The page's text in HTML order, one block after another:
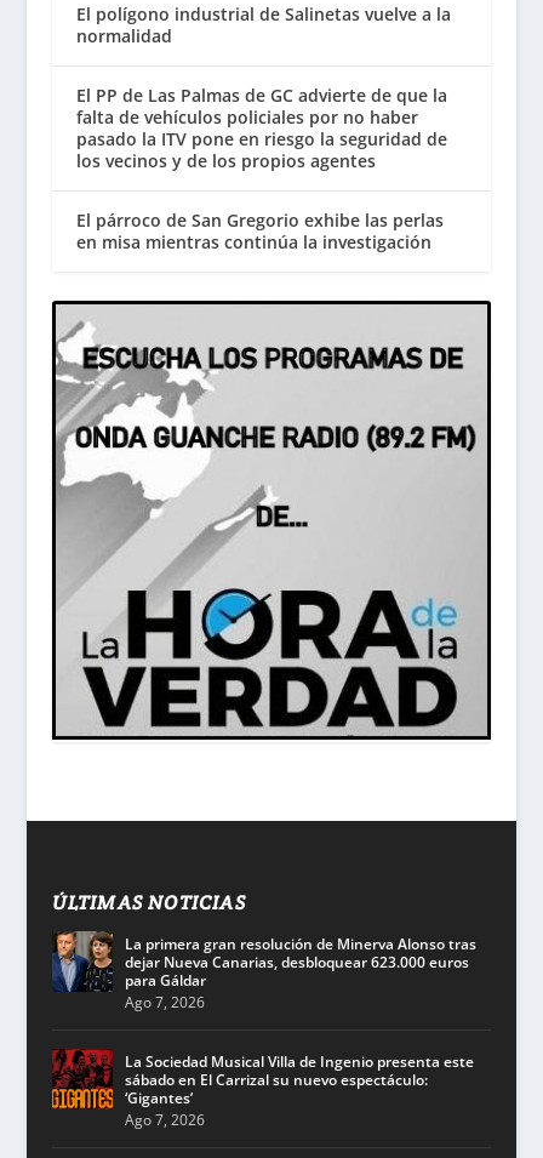
El polígono industrial de Salinetas vuelve a la
normalidad
El PP de Las Palmas de GC advierte de que la
falta de vehículos policiales por no haber
pasado la ITV pone en riesgo la seguridad de
los vecinos y de los propios agentes
El párroco de San Gregorio exhibe las perlas
en misa mientras continúa la investigación
ÚLTIMAS NOTICIAS
La primera gran resolución de Minerva Alonso tras
dejar Nueva Canarias, desbloquear 623.000 euros
para Gáldar
Ago 7, 2026
La Sociedad Musical Villa de Ingenio presenta este
sábado en El Carrizal su nuevo espectáculo:
‘Gigantes’
Ago 7, 2026